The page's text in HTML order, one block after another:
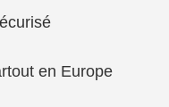
en Europe